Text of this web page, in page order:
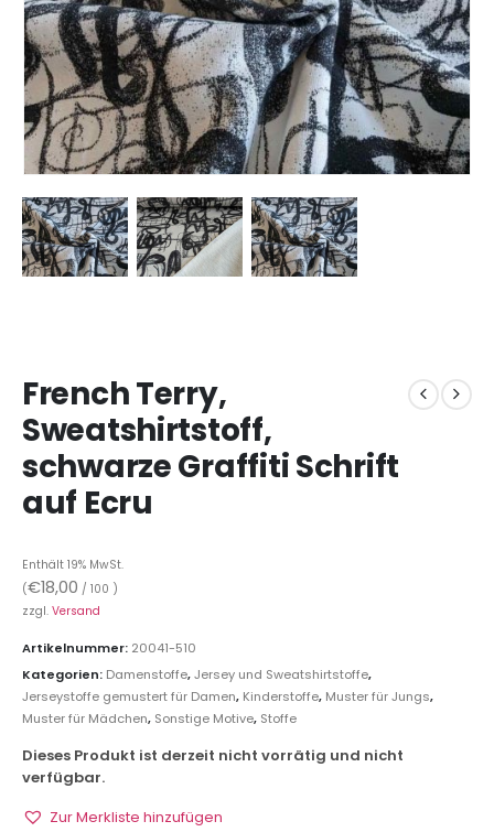
French Terry,
Sweatshirtstoff,
schwarze Graffiti Schrift
auf Ecru
Enthält 19% MwSt.
(€18,00 / 100 )
zzgl. Versand
Artikelnummer: 20041-510
Kategorien: Damenstoffe,Jersey und Sweatshirtstoffe,
Jerseystoffe gemustert für Damen, Kinderstoffe, Muster für Jungs,
Muster für Mädchen, Sonstige Motive, Stoffe
Dieses Produkt ist derzeit nicht vorrätig und nicht
verfügbar.
Zur Merkliste hinzufügen